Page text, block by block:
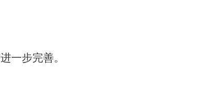
一步完善。